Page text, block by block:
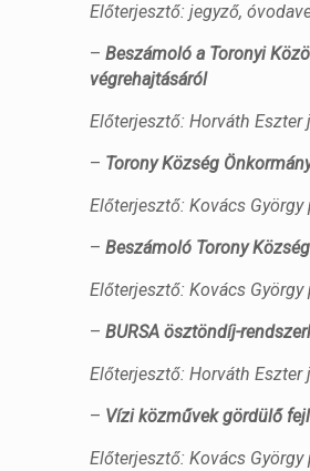
Előterjesztő: jegyző,
–Beszámoló a Toronyi
végrehajtásáról
Előterjesztő: Horváth Eszter
– Torony Község
Előterjesztő: Kovács
–Beszámoló Torony
Előterjesztő: Kovács
–BURSA ösztöndíj-
Előterjesztő: Horváth Eszter
– Vízi közművek gördülő
Előterjesztő: Kovács